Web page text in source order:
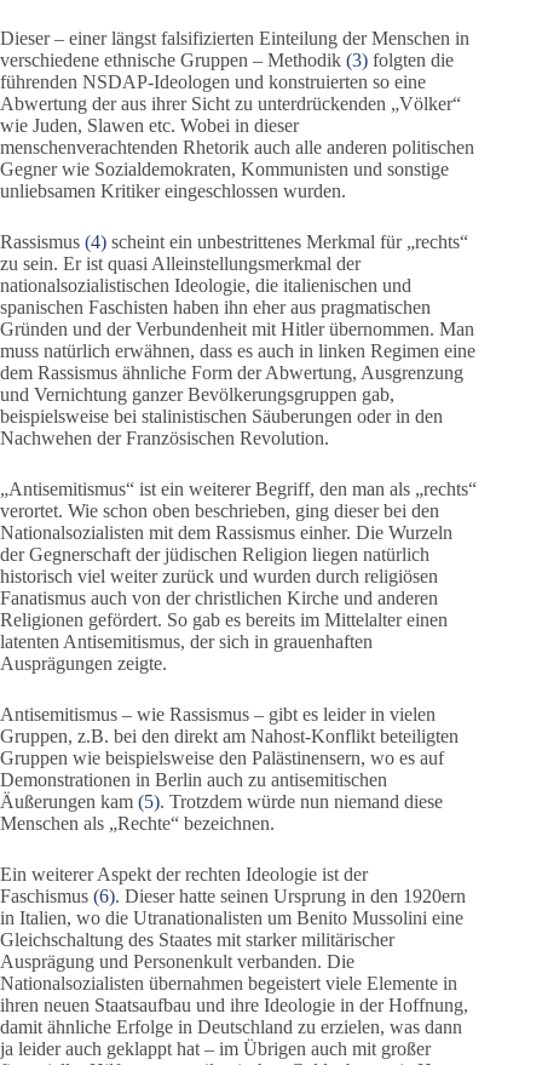
Dieser – einer längst falsifizierten Einteilung der Menschen in
verschiedene ethnische Gruppen – Methodik (3) folgten die
führenden NSDAP-Ideologen und konstruierten so eine
Abwertung der aus ihrer Sicht zu unterdrückenden „Völker“
wie Juden, Slawen etc. Wobei in dieser
menschenverachtenden Rhetorik auch alle anderen politischen
Gegner wie Sozialdemokraten, Kommunisten und sonstige
unliebsamen Kritiker eingeschlossen wurden.
Rassismus (4) scheint ein unbestrittenes Merkmal für „rechts“
zu sein. Er ist quasi Alleinstellungsmerkmal der
nationalsozialistischen Ideologie, die italienischen und
spanischen Faschisten haben ihn eher aus pragmatischen
Gründen und der Verbundenheit mit Hitler übernommen. Man
muss natürlich erwähnen, dass es auch in linken Regimen eine
dem Rassismus ähnliche Form der Abwertung, Ausgrenzung
und Vernichtung ganzer Bevölkerungsgruppen gab,
beispielsweise bei stalinistischen Säuberungen oder in den
Nachwehen der Französischen Revolution.
„Antisemitismus“ ist ein weiterer Begriff, den man als „rechts“
verortet. Wie schon oben beschrieben, ging dieser bei den
Nationalsozialisten mit dem Rassismus einher. Die Wurzeln
der Gegnerschaft der jüdischen Religion liegen natürlich
historisch viel weiter zurück und wurden durch religiösen
Fanatismus auch von der christlichen Kirche und anderen
Religionen gefördert. So gab es bereits im Mittelalter einen
latenten Antisemitismus, der sich in grauenhaften
Ausprägungen zeigte.
Antisemitismus – wie Rassismus – gibt es leider in vielen
Gruppen, z.B. bei den direkt am Nahost-Konflikt beteiligten
Gruppen wie beispielsweise den Palästinensern, wo es auf
Demonstrationen in Berlin auch zu antisemitischen
Äußerungen kam (5). Trotzdem würde nun niemand diese
Menschen als „Rechte“ bezeichnen.
Ein weiterer Aspekt der rechten Ideologie ist der
Faschismus (6). Dieser hatte seinen Ursprung in den 1920ern
in Italien, wo die Utranationalisten um Benito Mussolini eine
Gleichschaltung des Staates mit starker militärischer
Ausprägung und Personenkult verbanden. Die
Nationalsozialisten übernahmen begeistert viele Elemente in
ihren neuen Staatsaufbau und ihre Ideologie in der Hoffnung,
damit ähnliche Erfolge in Deutschland zu erzielen, was dann
ja leider auch geklappt hat – im Übrigen auch mit großer